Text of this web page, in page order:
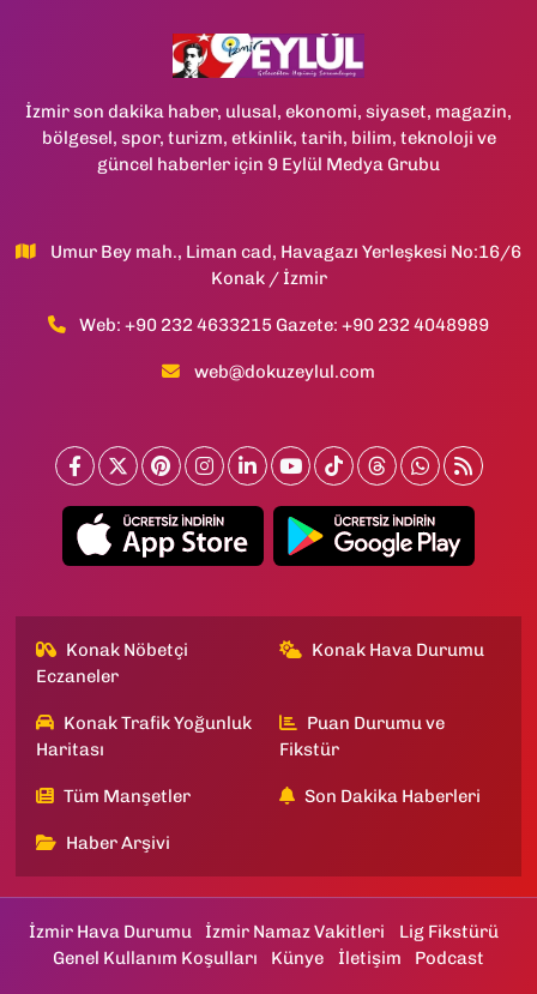
İzmir son dakika haber, ulusal, ekonomi, siyaset, magazin,
bölgesel, spor, turizm, etkinlik, tarih, bilim, teknoloji ve
güncel haberler için 9 Eylül Medya Grubu
Umur Bey mah., Liman cad, Havagazı Yerleşkesi No:16/6
Konak / İzmir
Web: +90 232 4633215 Gazete: +90 232 4048989
web@dokuzeylul.com
Konak Nöbetçi
Eczaneler
Konak Hava Durumu
Konak Trafik Yoğunluk
Haritası
Puan Durumu ve
Fikstür
Tüm Manşetler Son Dakika Haberleri
Haber Arşivi
İzmir Hava Durumu İzmir Namaz Vakitleri
Lig Fikstürü
Genel Kullanım Koşulları
Künye İletişim Podcast